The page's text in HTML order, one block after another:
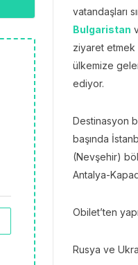
vatandaşları
Bulgaristan
ziyaret etmek
ülkemize
ediyor.
Destinasyon
başında
(Nevşehir)
Antalya-
Obilet’ten
Rusya ve